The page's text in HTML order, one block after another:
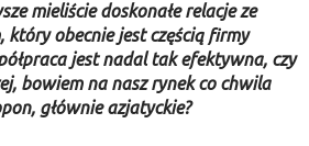
mieliście doskonałe relacje ze
który obecnie jest częścią firmy
jest nadal tak efektywna, czy
bowiem na nasz rynek co chwila
głównie azjatyckie?